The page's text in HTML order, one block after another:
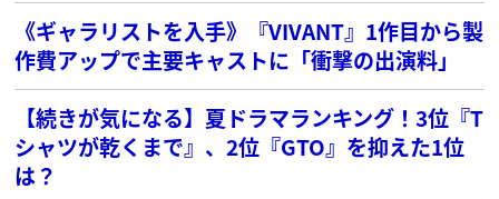
《ギャラリストを入手》『VIVANT』1作目から製
作費アップで主要キャストに「衝撃の出演料」
【続きが気になる】夏ドラマランキング！3位『T
シャツが乾くまで』、2位『GTO』を抑えた1位
は？